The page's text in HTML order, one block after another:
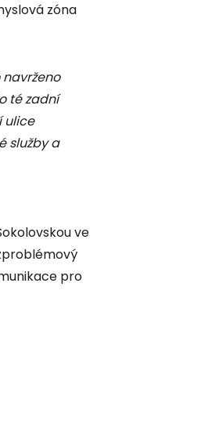
zóna
té zadní
ulice
služby a
ve
pro